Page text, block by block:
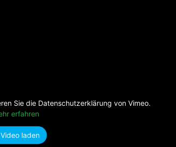
Sie die Datenschutzerklärung von Vimeo.
erfahren
Video laden